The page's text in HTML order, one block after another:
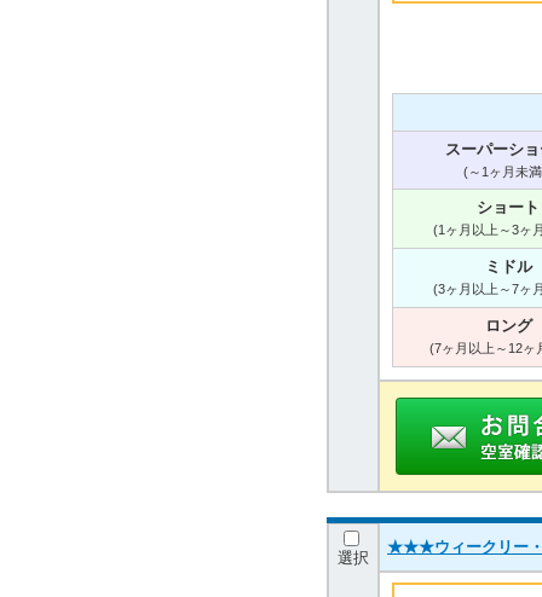
スーパーシ
(～1ヶ月未
ショート
(1ヶ月以上～3ヶ
ミドル
(3ヶ月以上～7ヶ
ロング
(7ヶ月以上～12ヶ
選択
★★★ウィークリー・